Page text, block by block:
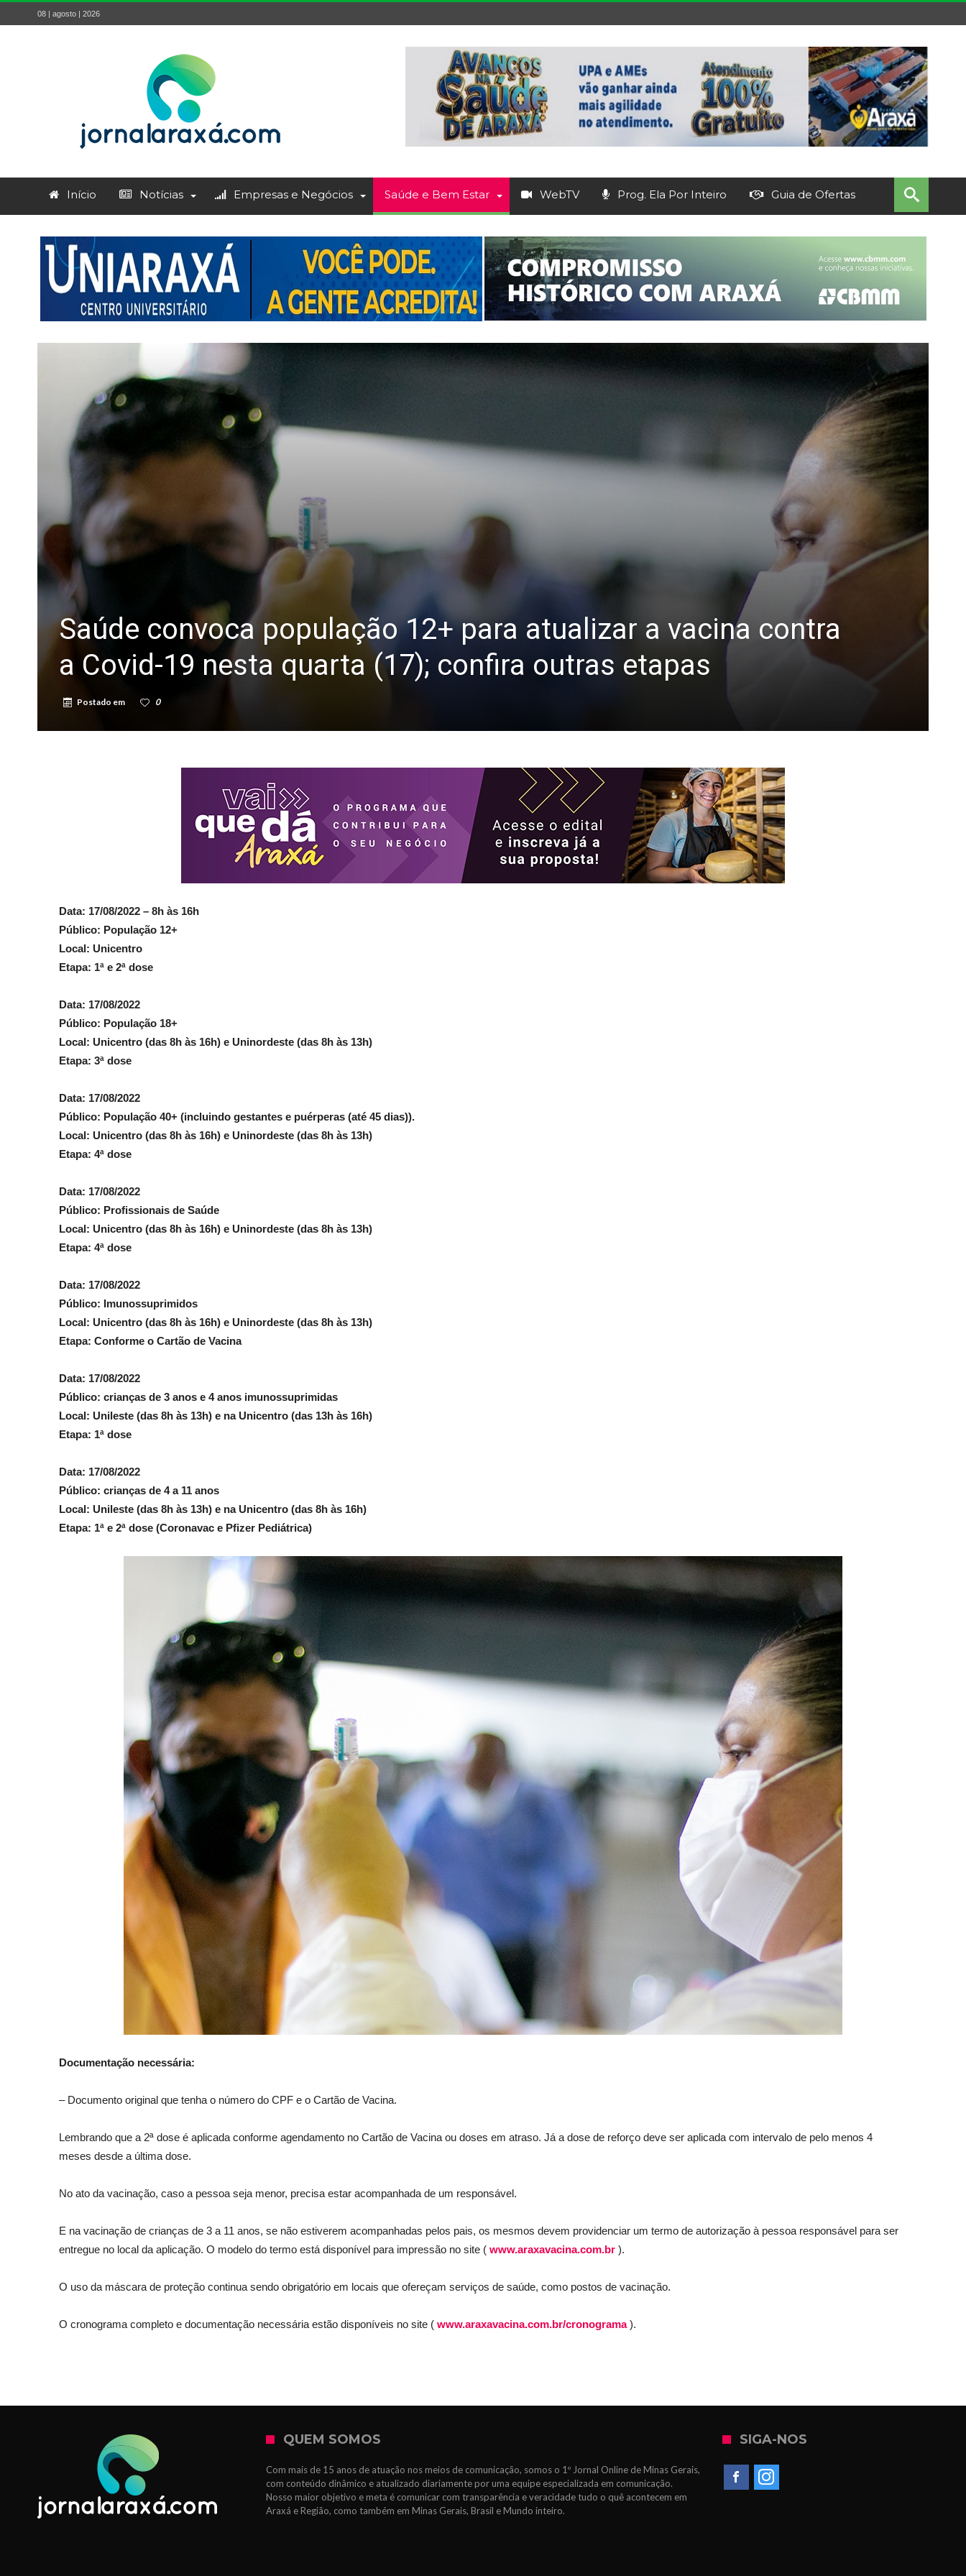
08 | agosto | 2026
Início Notícias Empresas e Negócios Saúde e Bem Estar WebTV Prog. Ela Por Inteiro Guia de Ofertas
Saúde convoca população 12+ para atualizar a vacina contra
a Covid-19 nesta quarta (17); confira outras etapas
Postado em 0
Data: 17/08/2022 – 8h às 16h
Público: População 12+
Local: Unicentro
Etapa: 1ª e 2ª dose
Data: 17/08/2022
Público: População 18+
Local: Unicentro (das 8h às 16h) e Uninordeste (das 8h às 13h)
Etapa: 3ª dose
Data: 17/08/2022
Público: População 40+ (incluindo gestantes e puérperas (até 45 dias)).
Local: Unicentro (das 8h às 16h) e Uninordeste (das 8h às 13h)
Etapa: 4ª dose
Data: 17/08/2022
Público: Profissionais de Saúde
Local: Unicentro (das 8h às 16h) e Uninordeste (das 8h às 13h)
Etapa: 4ª dose
Data: 17/08/2022
Público: Imunossuprimidos
Local: Unicentro (das 8h às 16h) e Uninordeste (das 8h às 13h)
Etapa: Conforme o Cartão de Vacina
Data: 17/08/2022
Público: crianças de 3 anos e 4 anos imunossuprimidas
Local: Unileste (das 8h às 13h) e na Unicentro (das 13h às 16h)
Etapa: 1ª dose
Data: 17/08/2022
Público: crianças de 4 a 11 anos
Local: Unileste (das 8h às 13h) e na Unicentro (das 8h às 16h)
Etapa: 1ª e 2ª dose (Coronavac e Pfizer Pediátrica)
Documentação necessária:
– Documento original que tenha o número do CPF e o Cartão de Vacina.
Lembrando que a 2ª dose é aplicada conforme agendamento no Cartão de Vacina ou doses em atraso. Já a dose de reforço deve ser aplicada com intervalo de pelo menos 4
meses desde a última dose.
No ato da vacinação, caso a pessoa seja menor, precisa estar acompanhada de um responsável.
E na vacinação de crianças de 3 a 11 anos, se não estiverem acompanhadas pelos pais, os mesmos devem providenciar um termo de autorização à pessoa responsável para ser
entregue no local da aplicação. O modelo do termo está disponível para impressão no site ( www.araxavacina.com.br ).
O uso da máscara de proteção continua sendo obrigatório em locais que ofereçam serviços de saúde, como postos de vacinação.
O cronograma completo e documentação necessária estão disponíveis no site ( www.araxavacina.com.br/cronograma).
QUEM SOMOS
Com mais de 15 anos de atuação nos meios de comunicação, somos o 1º Jornal Online de Minas Gerais,
com conteúdo dinâmico e atualizado diariamente por uma equipe especializada em comunicação.
Nosso maior objetivo e meta é comunicar com transparência e veracidade tudo o quê acontecem em
Araxá e Região, como também em Minas Gerais, Brasil e Mundo inteiro.
SIGA-NOS